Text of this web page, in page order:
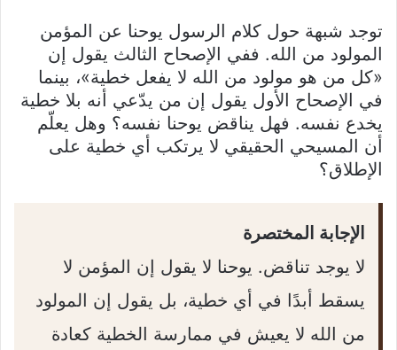
توجد شبهة حول كلام الرسول يوحنا عن المؤمن
المولود من الله. ففي الإصحاح الثالث يقول إن
«كل من هو مولود من الله لا يفعل خطية»، بينما
في الإصحاح الأول يقول إن من يدّعي أنه بلا خطية
يخدع نفسه. فهل يناقض يوحنا نفسه؟ وهل يعلّم
أن المسيحي الحقيقي لا يرتكب أي خطية على
الإطلاق؟
الإجابة المختصرة
لا يوجد تناقض. يوحنا لا يقول إن المؤمن لا
يسقط أبدًا في أي خطية، بل يقول إن المولود
من الله لا يعيش في ممارسة الخطية كعادة